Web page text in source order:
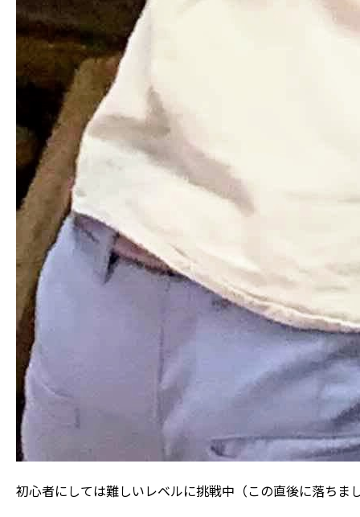
初心者にしては難しいレベルに挑戦中（この直後に落ちま